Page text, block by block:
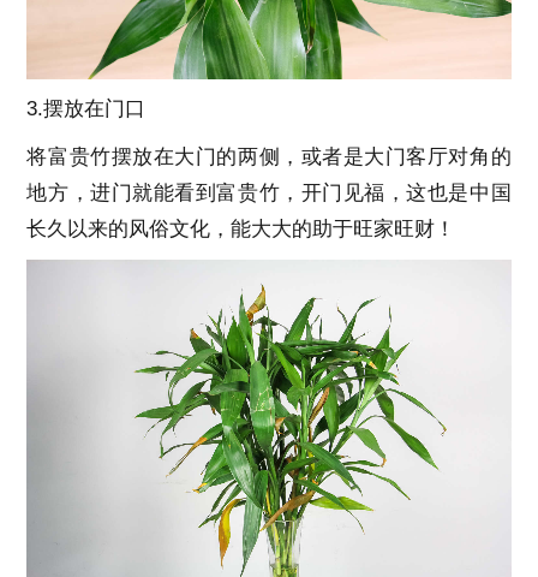
3.摆放在门口
将富贵竹摆放在大门的两侧，或者是大门客厅对角的
地方，进门就能看到富贵竹，开门见福，这也是中国
长久以来的风俗文化，能大大的助于旺家旺财！